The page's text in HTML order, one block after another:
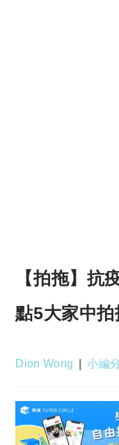
【拍拖】抗
點5大家中拍
Post
Dion Wong
Post
小編